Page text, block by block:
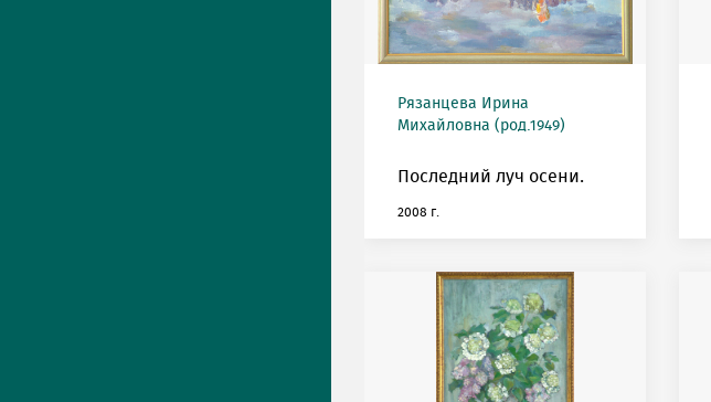
Рязанцева Ирина
Михайловна (род.1949)
Последний луч осени.
2008 г.